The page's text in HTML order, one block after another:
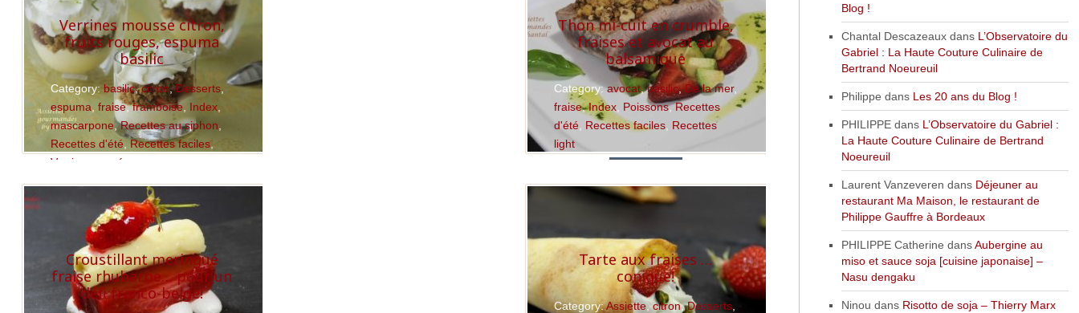
Verrines mousse citron,
fruits rouges, espuma
basilic
Category:basilic,citron,Desserts,
espuma fraise,framboise, Index,
mascarpone,Recettes au siphon
Recettes d'été,Recettes faciles,
Verrines sucrées
Read More
Thon mi-cuit en crumble,
fraises et avocat au
balsamique
Category:avocat,basilic,De la mer,
fraise,Index Poissons,Recettes
d'été Recettes faciles Recettes
light
Croustillant meringué
fraise rhubarbe… pour un
défi franco-belge!
Tarte aux fraises …
conique!
Category:Assiette,citron,Desserts
Blog !
Chantal Descazeauxdans L’Observatoire du
Gabriel : La Haute Couture Culinaire de
Bertrand Noeureuil
Philippe dans Les 20 ans du Blog !
PHILIPPEdans L’Observatoire du Gabriel :
La Haute Couture Culinaire de Bertrand
Noeureuil
Laurent Vanzeveren dans Déjeuner au
restaurant Ma Maison, le restaurant de
Philippe Gauffre à Bordeaux
PHILIPPE Catherine dansAubergine au
miso et sauce soja [cuisine japonaise] –
Nasu dengaku
Ninou dans Risotto de soja – Thierry Marx